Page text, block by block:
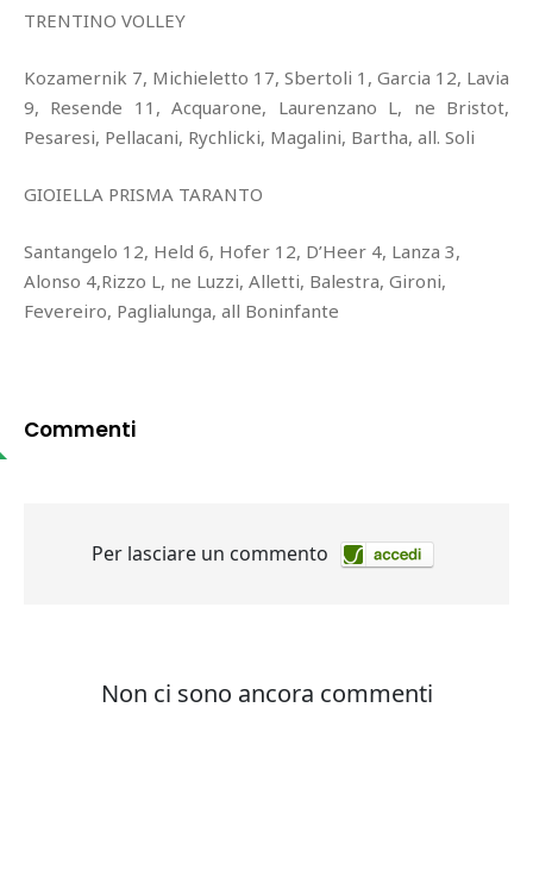
TRENTINO VOLLEY
Kozamernik 7, Michieletto 17, Sbertoli 1, Garcia 12, Lavia
9, Resende 11, Acquarone, Laurenzano L, ne Bristot,
Pesaresi, Pellacani, Rychlicki, Magalini, Bartha, all. Soli
GIOIELLA PRISMA TARANTO
Santangelo 12, Held 6, Hofer 12, D’Heer 4, Lanza 3,
Alonso 4,Rizzo L, ne Luzzi, Alletti, Balestra, Gironi,
Fevereiro, Paglialunga, all Boninfante
Commenti